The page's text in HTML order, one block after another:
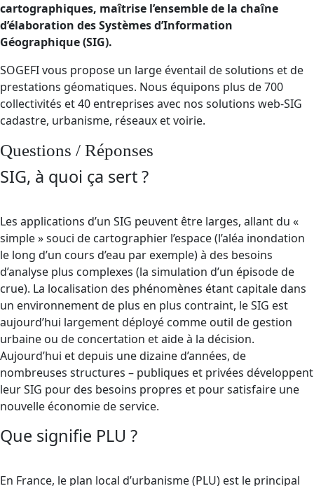
cartographiques, maîtrise l’ensemble de la chaîne
d’élaboration des Systèmes d’Information
Géographique (SIG).
SOGEFI vous propose un large éventail de solutions et de
prestations géomatiques. Nous équipons plus de 700
collectivités et 40 entreprises avec nos solutions web-SIG
cadastre, urbanisme, réseaux et voirie.
Questions / Réponses
SIG, à quoi ça sert ?
Les applications d’un SIG peuvent être larges, allant du «
simple » souci de cartographier l’espace (l’aléa inondation
le long d’un cours d’eau par exemple) à des besoins
d’analyse plus complexes (la simulation d’un épisode de
crue). La localisation des phénomènes étant capitale dans
un environnement de plus en plus contraint, le SIG est
aujourd’hui largement déployé comme outil de gestion
urbaine ou de concertation et aide à la décision.
Aujourd’hui et depuis une dizaine d’années, de
nombreuses structures – publiques et privées développent
leur SIG pour des besoins propres et pour satisfaire une
nouvelle économie de service.
Que signifie PLU ?
En France, le plan local d’urbanisme (PLU) est le principal